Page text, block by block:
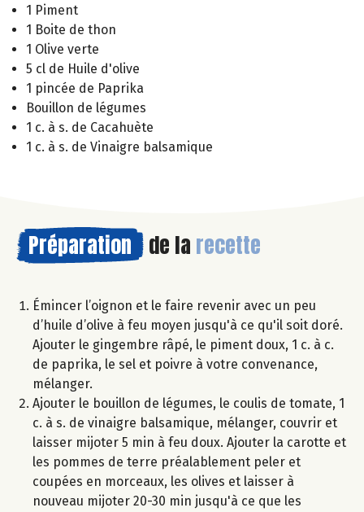
1 Piment
1 Boite de thon
1 Olive verte
5 cl de Huile d'olive
1 pincée de Paprika
Bouillon de légumes
1 c. à s. de Cacahuète
1 c. à s. de Vinaigre balsamique
Préparation de la recette
Émincer l’oignon et le faire revenir avec un peu
d’huile d’olive à feu moyen jusqu'à ce qu'il soit doré.
Ajouter le gingembre râpé, le piment doux, 1 c. à c.
de paprika, le sel et poivre à votre convenance,
mélanger.
Ajouter le bouillon de légumes, le coulis de tomate, 1
c. à s. de vinaigre balsamique, mélanger, couvrir et
laisser mijoter 5 min à feu doux. Ajouter la carotte et
les pommes de terre préalablement peler et
coupées en morceaux, les olives et laisser à
nouveau mijoter 20-30 min jusqu'à ce que les